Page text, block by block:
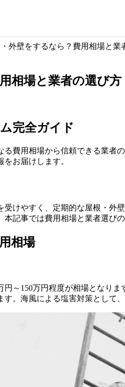
外壁をするなら？費用相場と業
相場と業者の選び方
完全ガイド
費用相場から信頼できる業
お届けします。
けやすく、定期的な屋根・
記事では費用相場と業者選び
相場
～150万円程度が相場となり
。海風による塩害対策として